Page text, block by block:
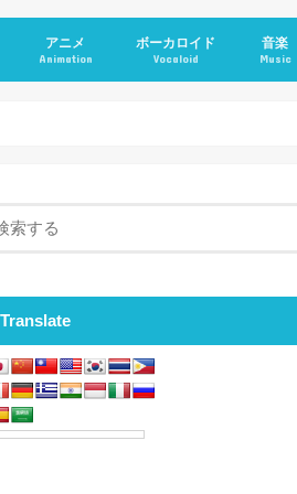
アニメ
Animation
ボーカロイド
Vocaloid
音楽
Music
Translate